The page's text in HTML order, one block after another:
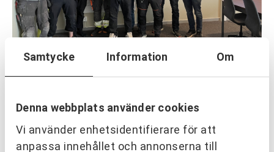
Samtycke Information Om
Denna webbplats använder cookies
Vi använder enhetsidentifierare för att
anpassa innehållet och annonserna till
Erfarenhetsåterföring skapar